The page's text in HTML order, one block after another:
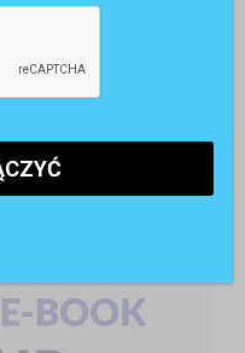
ze sztucznej